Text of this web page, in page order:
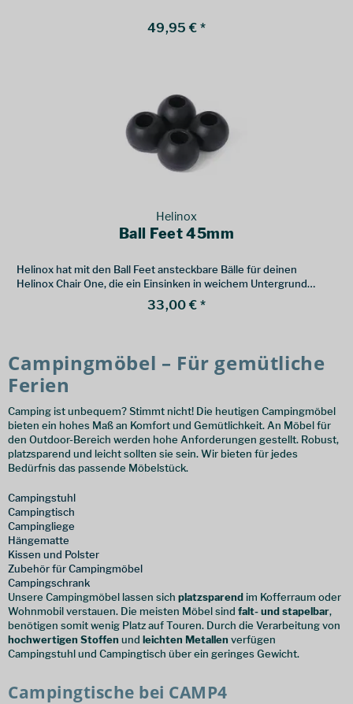
49,95 € *
Helinox
Ball Feet 45mm
Helinox hat mit den Ball Feet ansteckbare Bälle für deinen
Helinox Chair One, die ein Einsinken in weichem Untergrund
33,00 € *
Campingmöbel – Für gemütliche
Ferien
Camping ist unbequem? Stimmt nicht! Die heutigen Campingmöbel
bieten ein hohes Maß an Komfort und Gemütlichkeit. An Möbel für
den Outdoor-Bereich werden hohe Anforderungen gestellt. Robust,
platzsparend und leicht sollten sie sein. Wir bieten für jedes
Bedürfnis das passende Möbelstück.
Campingstuhl
Campingtisch
Campingliege
Hängematte
Kissen und Polster
Zubehör für Campingmöbel
Campingschrank
Unsere Campingmöbel lassen sich platzsparend im Kofferraum oder
Wohnmobil verstauen. Die meisten Möbel sind falt- und stapelbar,
benötigen somit wenig Platz auf Touren. Durch die Verarbeitung von
hochwertigen Stoffen und leichten Metallen verfügen
Campingstuhl und Campingtisch über ein geringes Gewicht.
Campingtische bei CAMP4